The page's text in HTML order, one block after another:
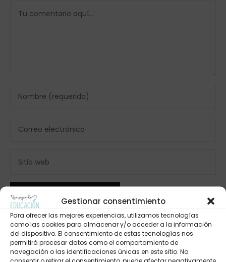
Gestionar consentimiento
Para ofrecer las mejores experiencias, utilizamos tecnologías
como las cookies para almacenar y/o acceder a la información
del dispositivo. El consentimiento de estas tecnologías nos
permitirá procesar datos como el comportamiento de
navegación o las identificaciones únicas en este sitio. No